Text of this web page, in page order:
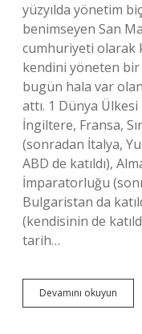
yüzyılda yönetim
benimseyen San
cumhuriyeti olarak
kendini yöneten bir
bugün hala var
attı. 1 Dünya Ülkesi
İngiltere, Fransa,
(sonradan İtalya,
ABD de katıldı),
İmparatorluğu
Bulgaristan da
(kendisinin de
tarih…
Devamını okuyun
Ilk